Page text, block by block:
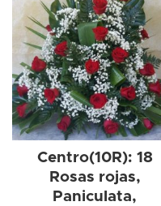
Centro(10R): 18
Rosas rojas,
Paniculata,